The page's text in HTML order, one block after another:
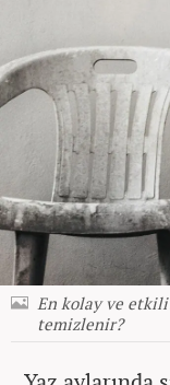
En kolay ve
temizlenir?